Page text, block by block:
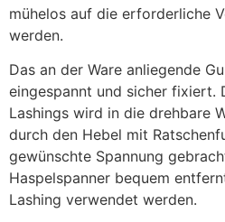
mühelos auf die erforderliche
werden.
Das an der Ware anliegende
eingespannt und sicher fixiert.
Lashings wird in die drehbare
durch den Hebel mit
gewünschte Spannung
Haspelspanner bequem
Lashing verwendet werden.